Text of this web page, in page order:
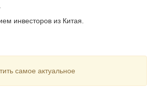
инвесторов из Китая.
самое актуальное